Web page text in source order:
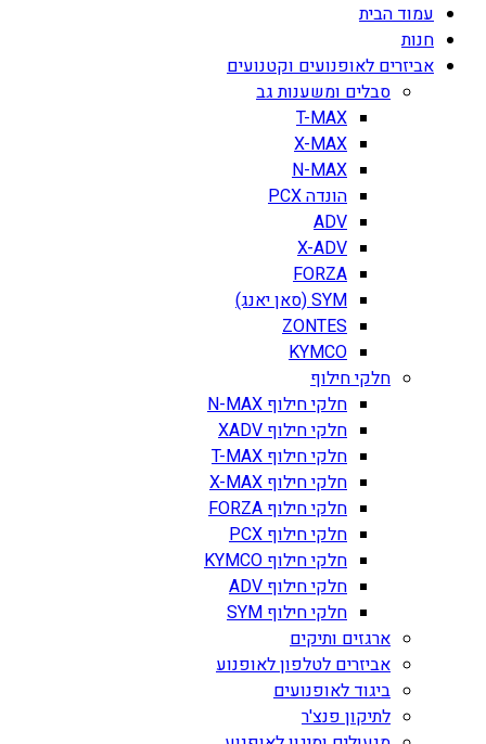
עמוד הבית
חנות
אביזרים לאופנועים וקטנועים
סבלים ומשענות גב
T-MAX
X-MAX
N-MAX
הונדה PCX
ADV
X-ADV
FORZA
SYM (סאן יאנג)
ZONTES
KYMCO
חלקי חילוף
חלקי חילוף N-MAX
חלקי חילוף XADV
חלקי חילוף T-MAX
חלקי חילוף X-MAX
חלקי חילוף FORZA
חלקי חילוף PCX
חלקי חילוף KYMCO
חלקי חילוף ADV
חלקי חילוף SYM
ארגזים ותיקים
אביזרים לטלפון לאופנוע
ביגוד לאופנועים
לתיקון פנצ'ר